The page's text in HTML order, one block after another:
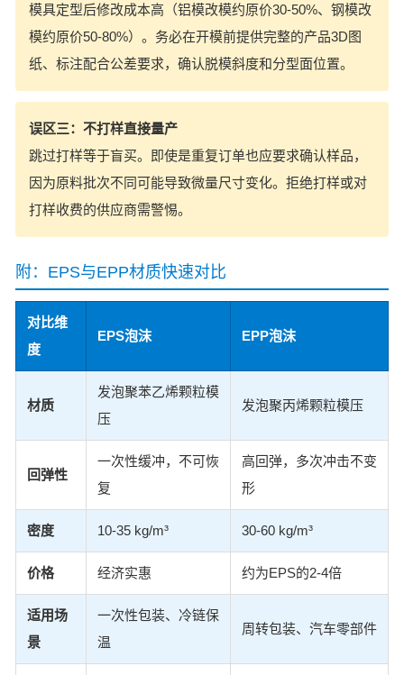
模具定型后修改成本高（铝模改模约原价30-50%、钢模改
模约原价50-80%）。务必在开模前提供完整的产品3D图
纸、标注配合公差要求，确认脱模斜度和分型面位置。
误区三：不打样直接量产
跳过打样等于盲买。即使是重复订单也应要求确认样品，
因为原料批次不同可能导致微量尺寸变化。拒绝打样或对
打样收费的供应商需警惕。
附：EPS与EPP材质快速对比
对比维
度
EPS泡沫 EPP泡沫
材质
发泡聚苯乙烯颗粒模
压
发泡聚丙烯颗粒模压
回弹性
一次性缓冲，不可恢
复
高回弹，多次冲击不变
形
密度 10-35 kg/m³ 30-60 kg/m³
价格 经济实惠 约为EPS的2-4倍
适用场
景
一次性包装、冷链保
温
周转包装、汽车零部件